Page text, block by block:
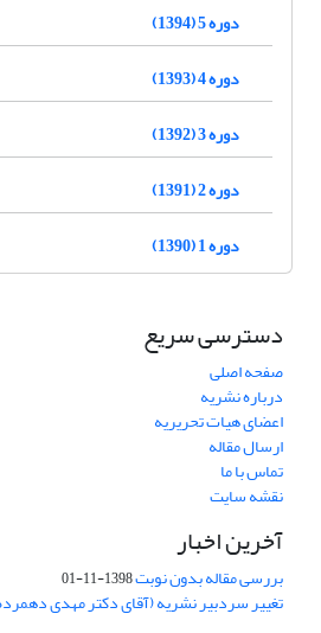
دوره 5 (1394)
دوره 4 (1393)
دوره 3 (1392)
دوره 2 (1391)
دوره 1 (1390)
دسترسی سریع
صفحه اصلی
درباره نشریه
اعضای هیات تحریریه
ارسال مقاله
تماس با ما
نقشه سایت
آخرین اخبار
بررسی مقاله بدون نوبت1398-11-01
تغییر سردبیر نشریه (آقای دکتر مهدی